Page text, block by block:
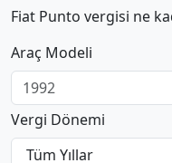
Fiat Punto vergisi ne
Araç Modeli
Vergi Dönemi